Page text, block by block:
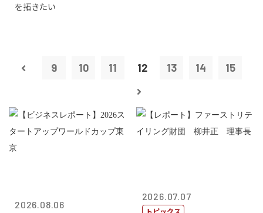
を拓きたい
9 10 11 12 13 14 15
2026.08.06
2026.07.07
トピックス